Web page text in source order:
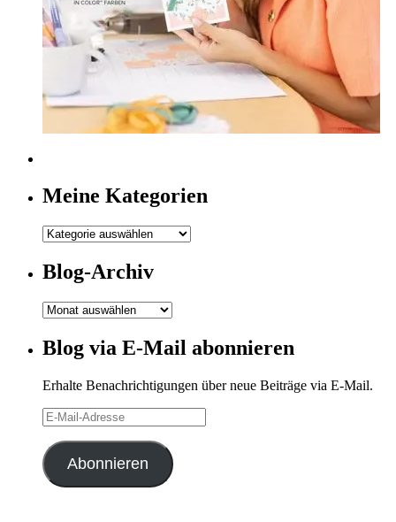
Meine Kategorien
Meine
Blog-Archiv
Blog-
Blog via E-Mail abonnieren
Erhalte Benachrichtigungen über neue Beiträge via E-Mail.
E-
Mail-
Adresse
Abonnieren